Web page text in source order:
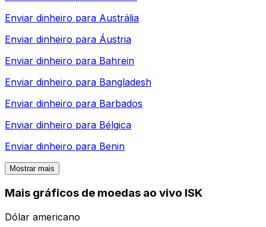
Enviar dinheiro para Austrália
Enviar dinheiro para Áustria
Enviar dinheiro para Bahrein
Enviar dinheiro para Bangladesh
Enviar dinheiro para Barbados
Enviar dinheiro para Bélgica
Enviar dinheiro para Benin
Mostrar mais
Mais gráficos de moedas ao vivo ISK
Dólar americano